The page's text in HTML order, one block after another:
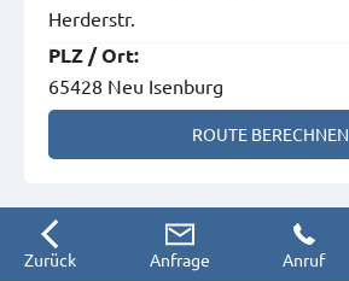
Herderstr.
PLZ /Ort:
65428 Neu Isenburg
ROUTE BERECHNEN
Zurück Anfrage Anruf